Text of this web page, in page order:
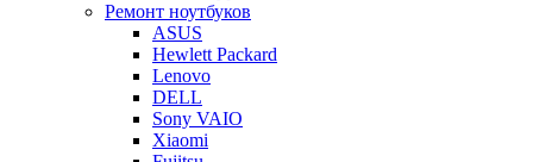
Ремонт ноутбуков
ASUS
Hewlett Packard
Lenovo
DELL
Sony VAIO
Xiaomi